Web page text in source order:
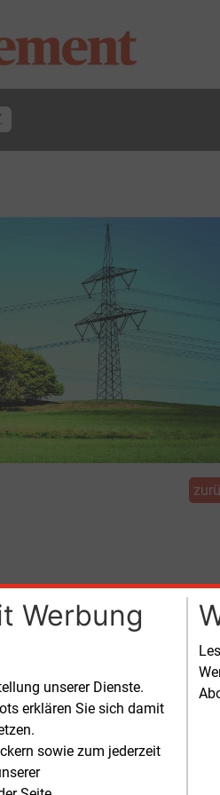
Werbung
unserer Dienste.
erklären Sie sich damit
sowie zum jederzeit
den letzten Abschnitt des
werden.
im gesamten Raum
Anhalt und Thüringen deutlich